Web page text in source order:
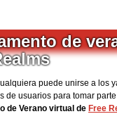
de
puede unirse a los
de usuarios para tomar
de Verano virtual de Free